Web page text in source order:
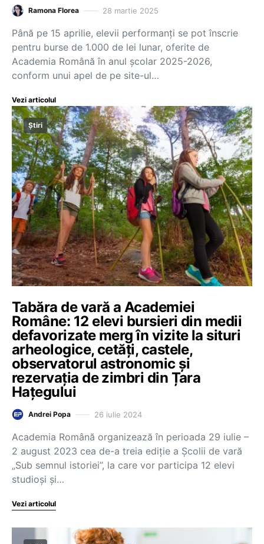
Ramona Florea 28 martie 2025
Până pe 15 aprilie, elevii performanți se pot înscrie
pentru burse de 1.000 de lei lunar, oferite de
Academia Română în anul școlar 2025-2026,
conform unui apel de pe site-ul…
Vezi articolul
Știri
Tabăra de vară a Academiei
Române: 12 elevi bursieri din medii
defavorizate merg în vizite la situri
arheologice, cetăți, castele,
observatorul astronomic și
rezervația de zimbri din Țara
Hațegului
Andrei Popa 26 iulie 2024
Academia Română organizează în perioada 29 iulie –
2 august 2023 cea de-a treia ediţie a Şcolii de vară
„Sub semnul istoriei”, la care vor participa 12 elevi
studioşi şi…
Vezi articolul